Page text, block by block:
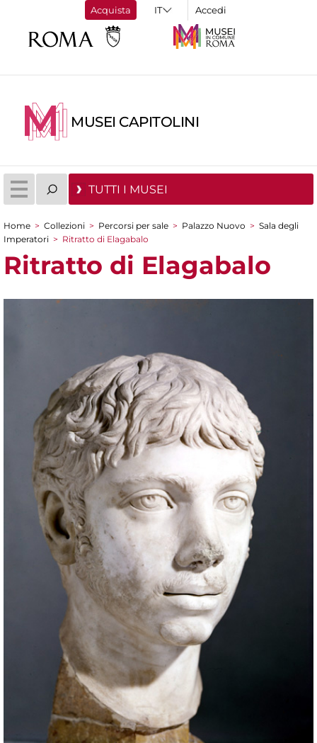
Acquista Accedi
MUSEI CAPITOLINI
TUTTI I MUSEI
Tu sei qui
Home > Collezioni > Percorsi per sale > Palazzo Nuovo > Sala degli
Imperatori > Ritratto di Elagabalo
Ritratto di Elagabalo